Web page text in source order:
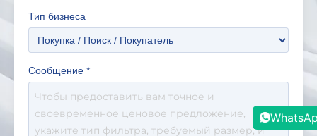
Тип бизнеса
Сообщение *